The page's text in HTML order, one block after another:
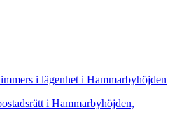
i lägenhet i Hammarbyhöjden
i Hammarbyhöjden,